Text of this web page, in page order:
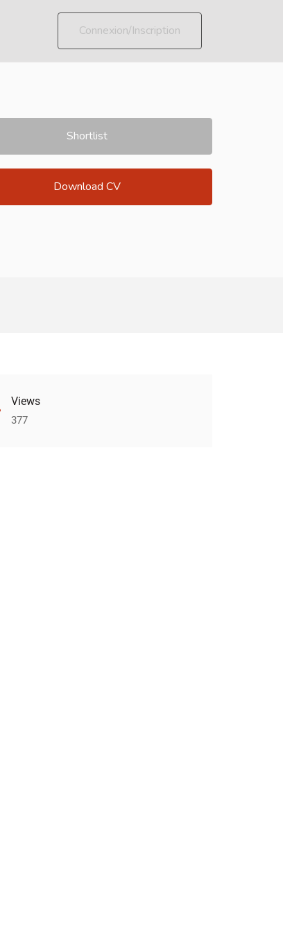
Connexion/Inscription
Shortlist
Download CV
Views
377